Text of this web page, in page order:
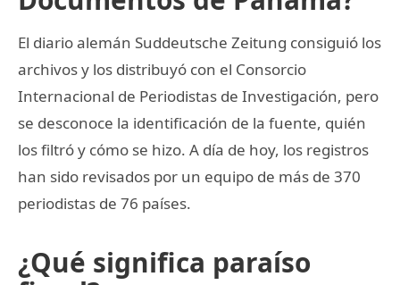
El diario alemán Suddeutsche Zeitung consiguió los
archivos y los distribuyó con el Consorcio
Internacional de Periodistas de Investigación, pero
se desconoce la identificación de la fuente, quién
los filtró y cómo se hizo. A día de hoy, los registros
han sido revisados por un equipo de más de 370
periodistas de 76 países.
¿Qué significa paraíso